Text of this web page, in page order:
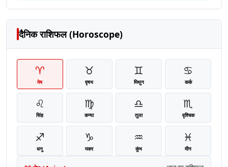
दैनिक राशिफल (Horoscope)
♈
मेष
♉
वृषभ
♊
मिथुन
♋
कर्क
♌
सिंह
♍
कन्या
♎
तुला
♏
वृश्चिक
♐
धनु
♑
मकर
♒
कुंभ
♓
मीन